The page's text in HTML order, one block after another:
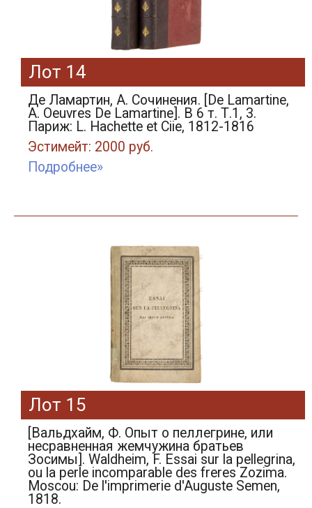
Лот 14
Де Ламартин, А. Сочинения. [De Lamartine,
A. Oeuvres De Lamartine]. В 6 т. Т.1, 3.
Париж: L. Hachette et Ciie, 1812-1816
Эстимейт: 2000 руб.
Подробнее»
Лот 15
[Вальдхайм, Ф. Опыт о пеллегрине, или
несравненная жемчужина братьев
Зосимы]. Waldheim, F. Essai sur la pellegrina,
ou la perle incomparable des freres Zozima.
Moscou: De l'imprimerie d'Auguste Semen,
1818.